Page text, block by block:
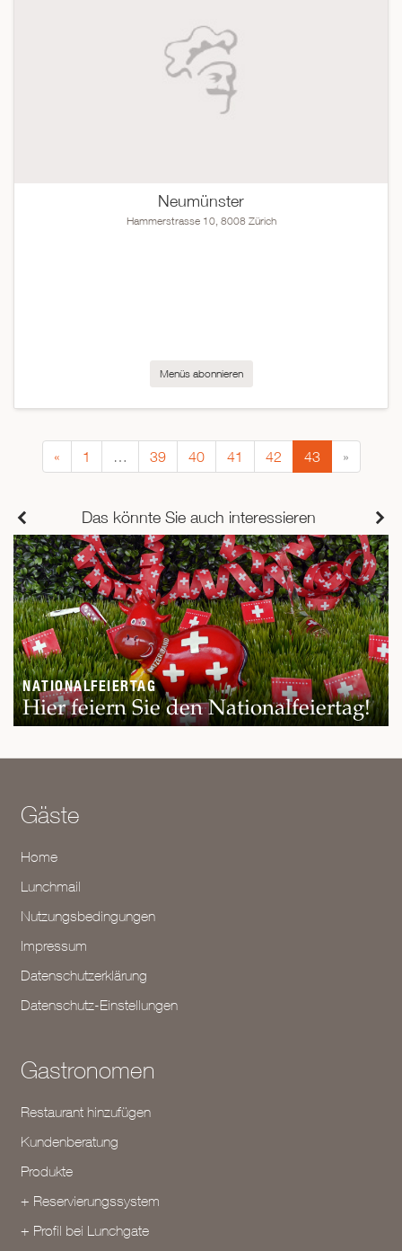
Neumünster
Hammerstrasse 10, 8008 Zürich
Menüs abonnieren
« 1 … 39 40 41 42 43 »
Das könnte Sie auch interessieren
NATIONALFEIERTAG
Hier feiern Sie den Nationalfeiertag!
Gäste
Home
Lunchmail
Nutzungsbedingungen
Impressum
Datenschutzerklärung
Datenschutz-Einstellungen
Gastronomen
Restaurant hinzufügen
Kundenberatung
Produkte
+ Reservierungssystem
+ Profil bei Lunchgate